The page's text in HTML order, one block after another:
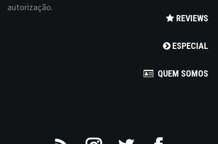
autorização.
REVIEWS
ESPECIAL
QUEM SOMOS